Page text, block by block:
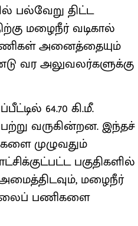
பல்வேறு திட்ட
மழைநீர் வடிகால்
அனைத்தையும்
வர அலுவலர்களுக்கு
64.70 கி.மீ.
வருகின்றன. இந்தச்
முழுவதும்
பகுதிகளில்
மழைநீர்
பணிகளை